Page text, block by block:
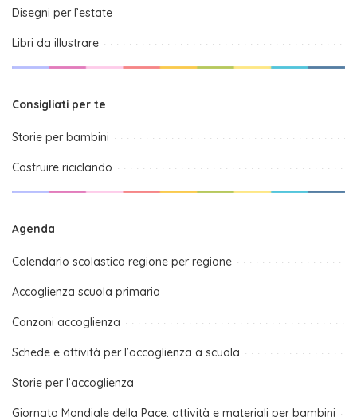
Disegni per l’estate
Libri da illustrare
Consigliati per te
Storie per bambini
Costruire riciclando
Agenda
Calendario scolastico regione per regione
Accoglienza scuola primaria
Canzoni accoglienza
Schede e attività per l’accoglienza a scuola
Storie per l’accoglienza
Giornata Mondiale della Pace: attività e materiali per bambini